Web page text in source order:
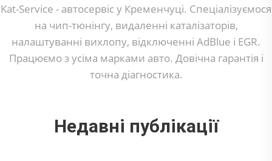
Kat-Service - автосервіс у Кременчуці. Спеціалізуємося
на чип-тюнінгу, видаленні каталізаторів,
налаштуванні вихлопу, відключенні AdBlue і EGR.
Працюємо з усіма марками авто. Довічна гарантія і
точна діагностика.
Недавні публікації